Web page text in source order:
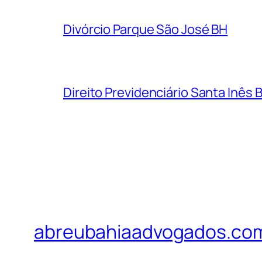
Divórcio Parque São José BH
Direito Previdenciário Santa Inês